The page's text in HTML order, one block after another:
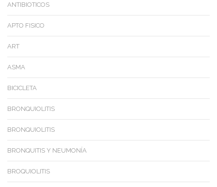
ANTIBIOTICOS
APTO FISICO
ART
ASMA
BICICLETA
BRONQUIOLITIS
BRONQUIOLITIS
BRONQUITIS Y NEUMONÍA
BROQUIOLITIS